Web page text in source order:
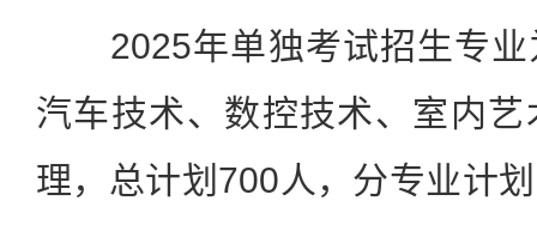
2025年单独考试招生专业
汽车技术、数控技术、室内
理，总计划700人，分专业计